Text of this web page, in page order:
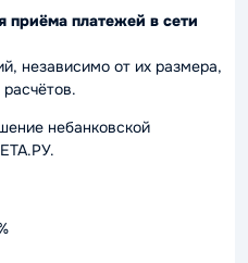
приёма платежей в сети
независимо от их размера,
небанковской